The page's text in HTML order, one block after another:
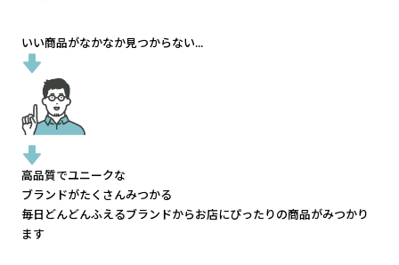
いい商品がなかなか見つからない...
高品質でユニークな
ブランドがたくさんみつかる
毎日どんどんふえるブランドからお店にぴったりの商品がみつかり
ます